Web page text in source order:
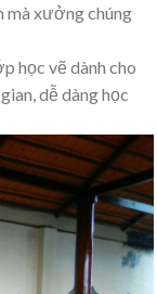
mà xưởng chúng
học vẽ dành cho
dễ dàng học